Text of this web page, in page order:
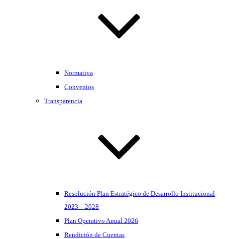
Normativa
Convenios
Transparencia
Resolución Plan Estratégico de Desarrollo Institucional
2023 – 2028
Plan Operativo Anual 2026
Rendición de Cuentas